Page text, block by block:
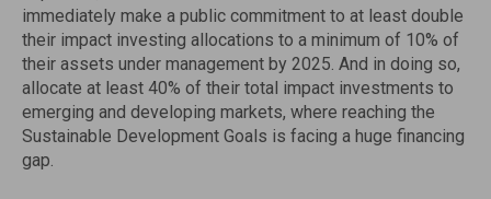
immediately make a public commitment to at least double
their impact investing allocations to a minimum of 10% of
their assets under management by 2025. And in doing so,
allocate at least 40% of their total impact investments to
emerging and developing markets, where reaching the
Sustainable Development Goals is facing a huge financing
gap.